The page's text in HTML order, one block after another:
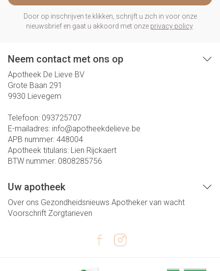
Door op inschrijven te klikken, schrijft u zich in voor onze
nieuwsbrief en gaat u akkoord met onze privacy policy.
Neem contact met ons op
Apotheek De Lieve BV
Grote Baan 291
9930 Lievegem
Telefoon: 093725707
E-mailadres: info@apotheekdelieve.be
APB nummer: 448004
Apotheek titularis: Lien Rijckaert
BTW nummer: 0808285756
Uw apotheek
Over ons Gezondheidsnieuws Apotheker van wacht
Voorschrift Zorgtarieven